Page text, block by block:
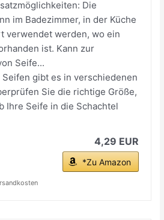
Die
im Badezimmer, in der Küche
verwendet werden, wo ein
ist. Kann zur
Seife...
gibt es in verschiedenen
Sie die richtige Größe,
Ihre Seife in die Schachtel
4,29 EUR
*Zu Amazon